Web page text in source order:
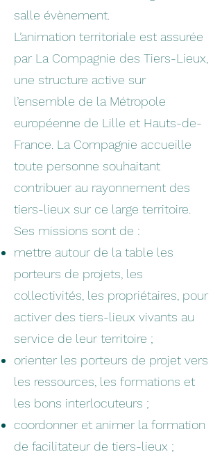
salle évènement.
L’animation territoriale est assurée
par La Compagnie des Tiers-Lieux,
une structure active sur
l’ensemble de la Métropole
européenne de Lille et Hauts-de-
France. La Compagnie accueille
toute personne souhaitant
contribuer au rayonnement des
tiers-lieux sur ce large territoire.
Ses missions sont de :
mettre autour de la table les
porteurs de projets, les
collectivités, les propriétaires, pour
activer des tiers-lieux vivants au
service de leur territoire ;
orienter les porteurs de projet vers
les ressources, les formations et
les bons interlocuteurs ;
coordonner et animer la formation
de facilitateur de tiers-lieux ;